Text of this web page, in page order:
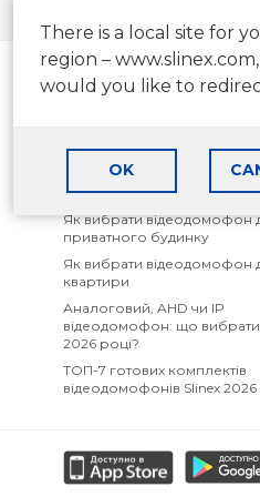
There is a local site for
region – www.slinex.com,
would you like to
OK
Підтримка
Статті
Маркетингові матеріали
партнерів
Як вибрати відеодомофон
приватного будинку
Як вибрати відеодомофон
квартири
Аналоговий, AHD чи IP
відеодомофон: що
2026 році?
ТОП-7 готових комплектів
відеодомофонів Slinex 2026